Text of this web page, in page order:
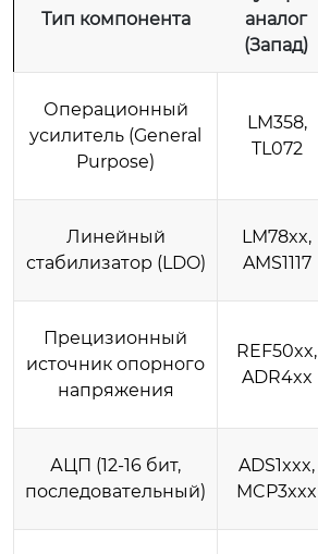
Тип компонента
аналог
(Запад)
Операционный
усилитель (General
Purpose)
LM358,
TL072
Линейный
стабилизатор (LDO)
LM78xx,
AMS1117
Прецизионный
источник опорного
напряжения
REF50xx,
ADR4xx
АЦП (12-16 бит,
последовательный)
ADS1xxx,
MCP3xxx